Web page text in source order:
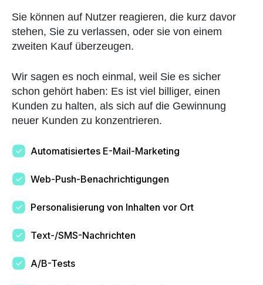
Sie können auf Nutzer reagieren, die kurz davor
stehen, Sie zu verlassen, oder sie von einem
zweiten Kauf überzeugen.
Wir sagen es noch einmal, weil Sie es sicher
schon gehört haben: Es ist viel billiger, einen
Kunden zu halten, als sich auf die Gewinnung
neuer Kunden zu konzentrieren.
Automatisiertes E-Mail-Marketing
Web-Push-Benachrichtigungen
Personalisierung von Inhalten vor Ort
Text-/SMS-Nachrichten
A/B-Tests